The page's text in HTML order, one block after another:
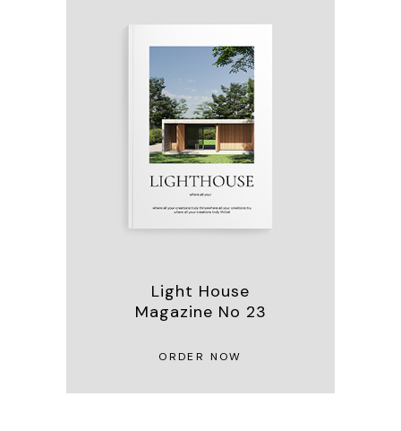
Light House
Magazine No 23
ORDER NOW